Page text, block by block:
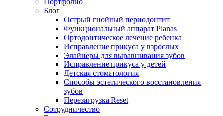
Блог
Острый гнойный периодонтит
Функциональный аппарат Planas
Ортодонтическое лечение ребенка
Исправление прикуса у взрослых
Элайнеры для выравнивания зубов
Исправление прикуса у детей
Детская стоматология
Способы эстетического восстановления
зубов
Перезагрузка Reset
Сотрудничество